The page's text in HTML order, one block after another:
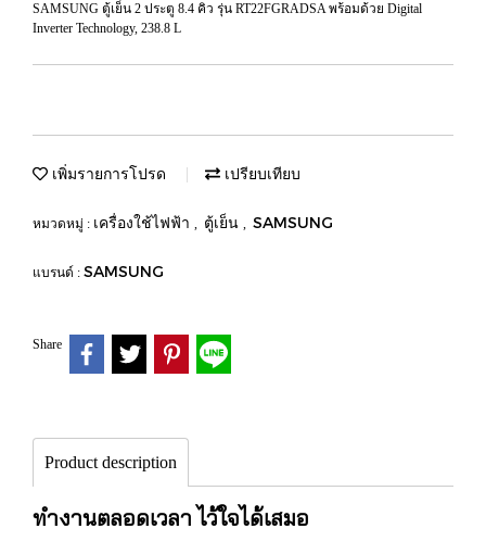
SAMSUNG ตู้เย็น 2 ประตู 8.4 คิว รุ่น RT22FGRADSA พร้อมด้วย Digital
Inverter Technology, 238.8 L
เพิ่มรายการโปรด เปรียบเทียบ
หมวดหมู่ : เครื่องใช้ไฟฟ้า , ตู้เย็น , SAMSUNG
แบรนด์ : SAMSUNG
Share
Product description
ทำงานตลอดเวลา ไว้ใจได้เสมอ